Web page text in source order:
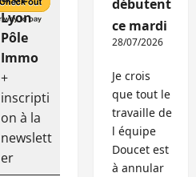
Lyon
Pôle
Immo
+
inscripti
on à la
newslett
er
débutent
ce mardi
28/07/2026
Je crois
que tout le
travaille de
l équipe
Doucet est
à annular